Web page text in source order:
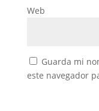
Web
Guarda mi
este navegador